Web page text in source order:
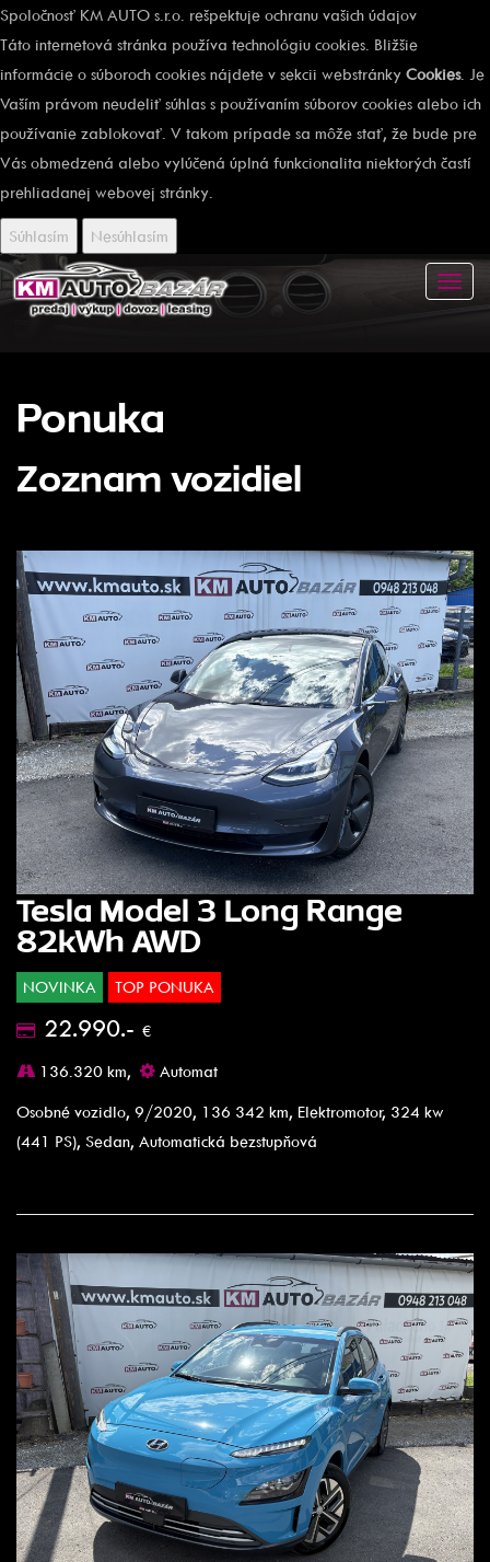
Spoločnosť KM AUTO s.r.o. rešpektuje ochranu vašich údajov
Táto internetová stránka používa technológiu cookies. Bližšie
informácie o súboroch cookies nájdete v sekcii webstránky Cookies. Je
Vaším právom neudeliť súhlas s používaním súborov cookies alebo ich
používanie zablokovať. V takom prípade sa môže stať, že bude pre
Vás obmedzená alebo vylúčená úplná funkcionalita niektorých častí
prehliadanej webovej stránky.
Súhlasím Nesúhlasím
Ponuka
Zoznam vozidiel
Tesla Model 3 Long Range
82kWh AWD
NOVINKA TOP PONUKA
22.990.- €
136.320 km,
Automat
Osobné vozidlo, 9/2020, 136 342 km, Elektromotor, 324 kw
(441 PS), Sedan, Automatická bezstupňová